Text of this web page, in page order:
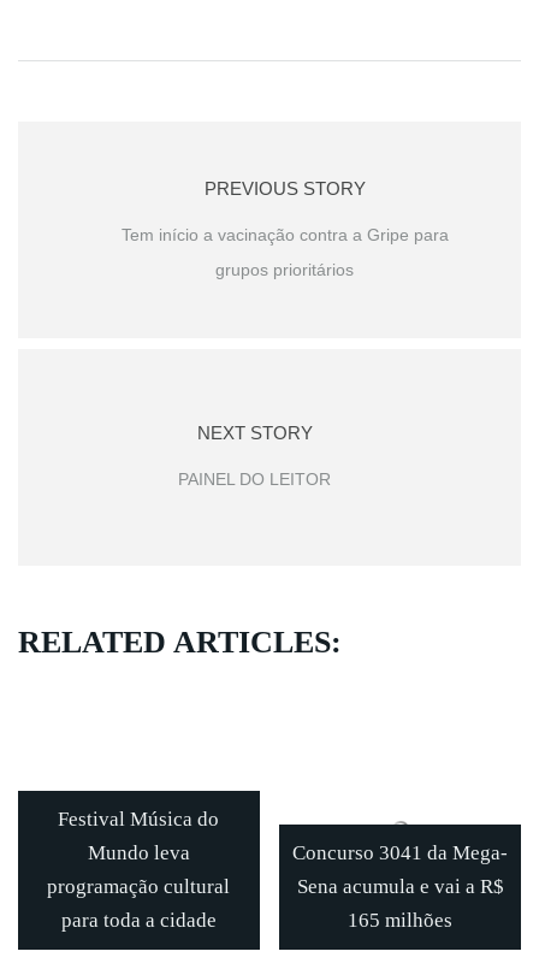
PREVIOUS STORY
Tem início a vacinação contra a Gripe para
grupos prioritários
NEXT STORY
PAINEL DO LEITOR
RELATED ARTICLES:
Festival Música do
Mundo leva
programação cultural
para toda a cidade
Concurso 3041 da Mega-
Sena acumula e vai a R$
165 milhões